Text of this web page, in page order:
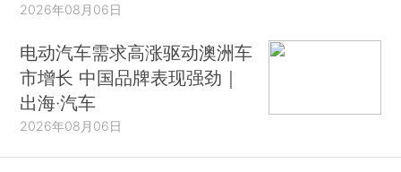
2026年08月06日
电动汽车需求高涨驱动澳洲车
市增长 中国品牌表现强劲｜
出海·汽车
2026年08月06日